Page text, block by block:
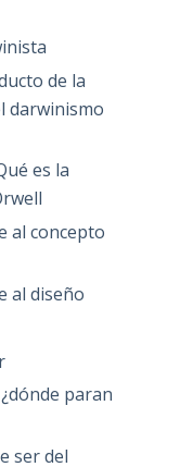
de la
darwinismo
es la
al concepto
al diseño
paran
ser del